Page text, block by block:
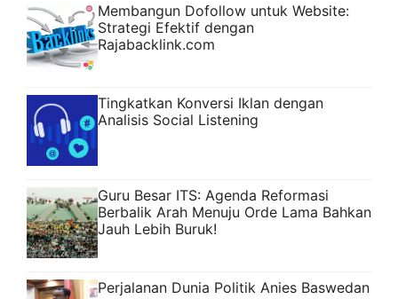
Membangun Dofollow untuk Website:
Strategi Efektif dengan
Rajabacklink.com
Tingkatkan Konversi Iklan dengan
Analisis Social Listening
Guru Besar ITS: Agenda Reformasi
Berbalik Arah Menuju Orde Lama Bahkan
Jauh Lebih Buruk!
Perjalanan Dunia Politik Anies Baswedan